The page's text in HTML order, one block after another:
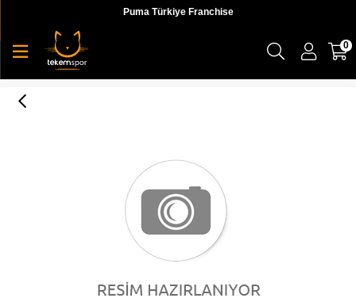
Puma Türkiye Franchise
0